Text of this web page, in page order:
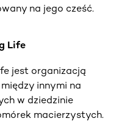
na jego cześć.
Life
jest organizacją
innymi na
w dziedzinie
macierzystych.